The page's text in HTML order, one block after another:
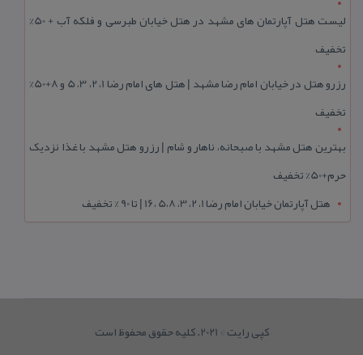
لیست هتل آپارتمان های مشهد در هتل خیابان طبرسی و فلکه آب + 50%
تخفیف
رزرو هتل در خیابان امام رضا مشهد | هتل‌ های امام رضا 1، 2، 3، 5 و 8+50%
تخفیف
بهترین هتل مشهد با صبحانه، ناهار و شام | رزرو هتل مشهد با غذا نزدیک
حرم+50% تخفیف
هتل آپارتمان خیابان امام رضا 1، 2، 3، 5،8 ،16 | تا 90 % تخفیف
کپی رایت © 2021. کلیه حقوق محفوظ است